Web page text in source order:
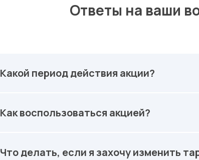
Ответы на ваши
Какой период действия акции?
Как воспользоваться акцией?
Что делать, если я захочу изменить